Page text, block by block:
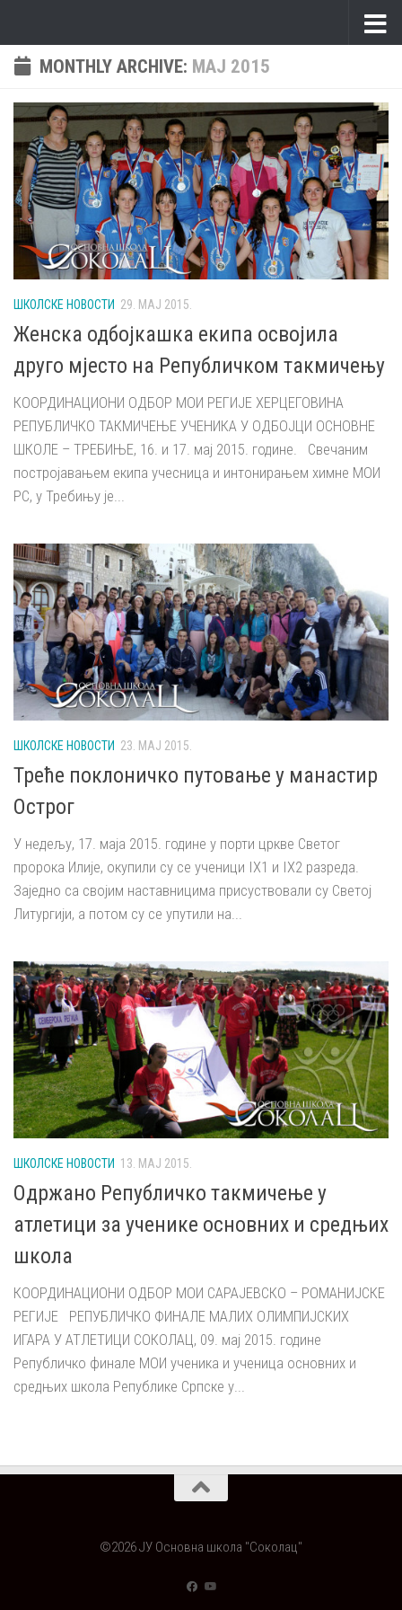
MONTHLY ARCHIVE: МАЈ 2015
ШКОЛСКЕ НОВОСТИ 29. МАЈ 2015.
Женска одбојкашка екипа освојила
друго мјесто на Републичком такмичењу
КООРДИНАЦИОНИ ОДБОР МОИ РЕГИЈЕ ХЕРЦЕГОВИНА
РЕПУБЛИЧКО ТАКМИЧЕЊЕ УЧЕНИКА У ОДБОЈЦИ ОСНОВНЕ
ШКОЛЕ – ТРЕБИЊЕ, 16. и 17. мај 2015. године. Свечаним
постројавањем екипа учесница и интонирањем химне МОИ
РС, у Требињу је...
ШКОЛСКЕ НОВОСТИ 23. МАЈ 2015.
Треће поклоничко путовање у манастир
Острог
У недељу, 17. маја 2015. године у порти цркве Светог
пророка Илије, окупили су се ученици IX1 и IX2 разреда.
Заједно са својим наставницима присуствовали су Светој
Литургији, а потом су се упутили на...
ШКОЛСКЕ НОВОСТИ 13. МАЈ 2015.
Одржано Републичко такмичење у
атлетици за ученике основних и средњих
школа
КООРДИНАЦИОНИ ОДБОР МОИ САРАЈЕВСКО – РОМАНИЈСКЕ
РЕГИЈЕ РЕПУБЛИЧКО ФИНАЛЕ МАЛИХ ОЛИМПИЈСКИХ
ИГАРА У АТЛЕТИЦИ СОКОЛАЦ, 09. мај 2015. године
Републичко финале МОИ ученика и ученица основних и
средњих школа Републике Српске у...
©2026 ЈУ Основна школа "Соколац"